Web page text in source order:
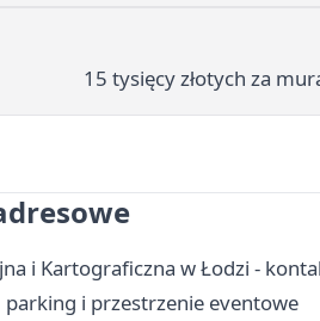
15 tysięcy złotych za
i Kartograficzna w Łodzi -
i przestrzenie eventowe